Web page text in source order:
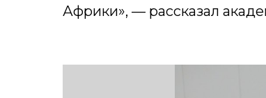
Африки», — рассказал